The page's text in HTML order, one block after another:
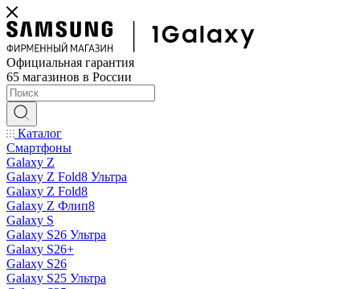
Официальная гарантия
65 магазинов в России
Каталог
Смартфоны
Galaxy Z
Galaxy Z Fold8 Ультра
Galaxy Z Fold8
Galaxy Z Флип8
Galaxy S
Galaxy S26 Ультра
Galaxy S26+
Galaxy S26
Galaxy S25 Ультра